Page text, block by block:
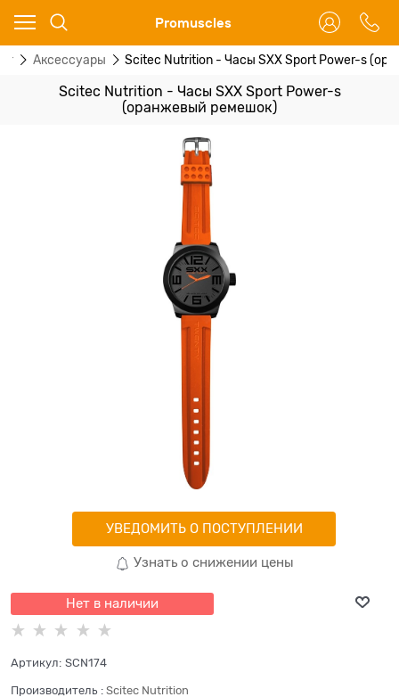
Promuscles
Аксессуары Scitec Nutrition - Часы SXX Sport Power-s
Scitec Nutrition - Часы SXX Sport Power-s
(оранжевый ремешок)
УВЕДОМИТЬ О ПОСТУПЛЕНИИ
Узнать о снижении цены
Нет в наличии
Артикул: SCN174
Производитель : Scitec Nutrition
Ваш город - Москва,
угадали?
ДА НЕТ